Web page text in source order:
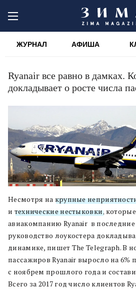
ЖУРНАЛ АФИША
Ryanair все равно в дамках.
докладывает о росте числа
Несмотря на крупные
и технические нестыковки,
авиакомпанию Ryanair в
руководство лоукостера
динамике, пишет The Telegraph. В
пассажиров Ryanair выросло на 6%
с ноябрем прошлого года и
Всего за 2017 год число клиентов